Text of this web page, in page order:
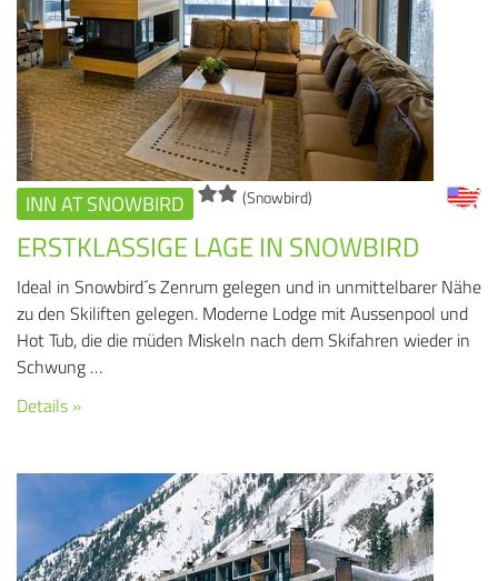
INN AT SNOWBIRD (Snowbird)
ERSTKLASSIGE LAGE IN SNOWBIRD
Ideal in Snowbird´s Zenrum gelegen und in unmittelbarer Nähe
zu den Skiliften gelegen. Moderne Lodge mit Aussenpool und
Hot Tub, die die müden Miskeln nach dem Skifahren wieder in
Schwung …
Details »